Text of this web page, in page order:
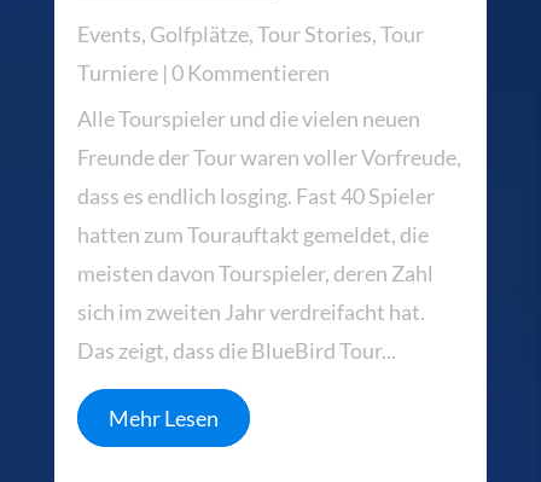
Events, Golfplätze,Tour Stories,Tour
Turniere| 0 Kommentieren
Alle Tourspieler und die vielen neuen
Freunde der Tour waren voller Vorfreude,
dass es endlich losging. Fast 40 Spieler
hatten zum Tourauftakt gemeldet, die
meisten davon Tourspieler, deren Zahl
sich im zweiten Jahr verdreifacht hat.
Das zeigt, dass die BlueBird Tour...
Mehr Lesen